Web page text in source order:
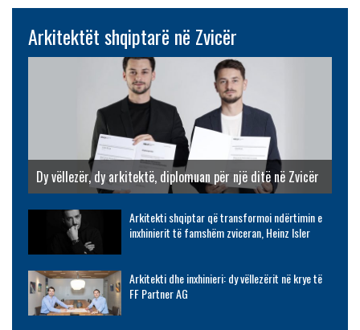
Arkitektët shqiptarë në Zvicër
Dy vëllezër, dy arkitektë, diplomuan për një ditë në Zvicër
Arkitekti shqiptar që transformoi ndërtimin e
inxhinierit të famshëm zviceran, Heinz Isler
Arkitekti dhe inxhinieri: dy vëllezërit në krye të
FF Partner AG